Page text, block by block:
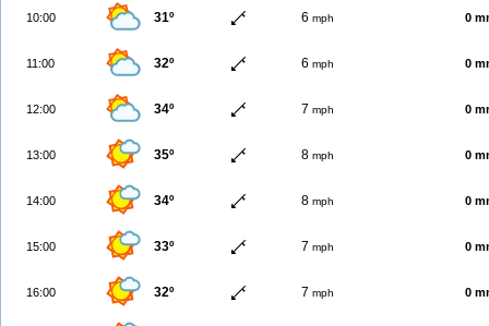
10:00 31º 6 mph 0
11:00 32º 6 mph 0
12:00 34º 7 mph 0
13:00 35º 8 mph 0
14:00 34º 8 mph 0
15:00 33º 7 mph 0
16:00 32º 7 mph 0